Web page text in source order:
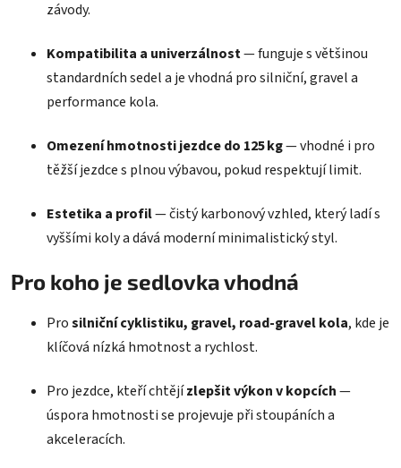
závody.
Kompatibilita a univerzálnost— funguje s většinou
standardních sedel a je vhodná pro silniční, gravel a
performance kola.
Omezení hmotnosti jezdce do 125 kg— vhodné i pro
těžší jezdce s plnou výbavou, pokud respektují limit.
Estetika a profil— čistý karbonový vzhled, který ladí s
vyššími koly a dává moderní minimalistický styl.
Pro koho je sedlovka vhodná
Prosilniční cyklistiku, gravel, road‑gravel kola, kde je
klíčová nízká hmotnost a rychlost.
Pro jezdce, kteří chtějízlepšit výkon v kopcích—
úspora hmotnosti se projevuje při stoupáních a
akceleracích.